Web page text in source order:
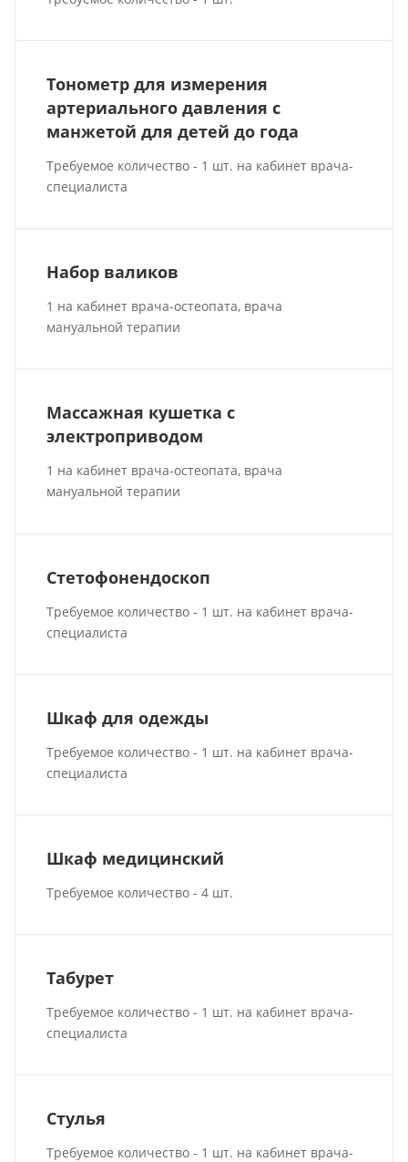
Тонометр для измерения
артериального давления с
манжетой для детей до года
Требуемое количество - 1 шт. на кабинет врача-
специалиста
Набор валиков
1 на кабинет врача-остеопата, врача
мануальной терапии
Массажная кушетка с
электроприводом
1 на кабинет врача-остеопата, врача
мануальной терапии
Стетофонендоскоп
Требуемое количество - 1 шт. на кабинет врача-
специалиста
Шкаф для одежды
Требуемое количество - 1 шт. на кабинет врача-
специалиста
Шкаф медицинский
Требуемое количество - 4 шт.
Табурет
Требуемое количество - 1 шт. на кабинет врача-
специалиста
Стулья
Требуемое количество - 1 шт. на кабинет врача-